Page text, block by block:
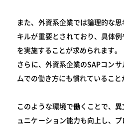
また、外資系企業では論理的な
キルが重要とされており、具体
を実施することが求められます。
さらに、外資系企業のSAPコン
ムでの働き方にも慣れていること
このような環境で働くことで、
ュニケーション能力も向上し、